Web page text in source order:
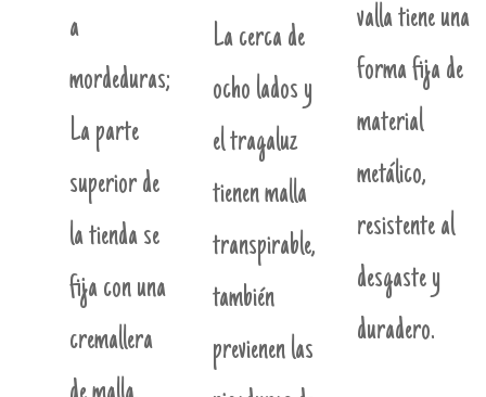
a
mordeduras;
La parte
superior de
la tienda se
fija con una
cremallera
La cerca de
ocho lados y
el tragaluz
tienen malla
transpirable,
también
previenen las
valla tiene una
forma fija de
material
metálico,
resistente al
desgaste y
duradero.